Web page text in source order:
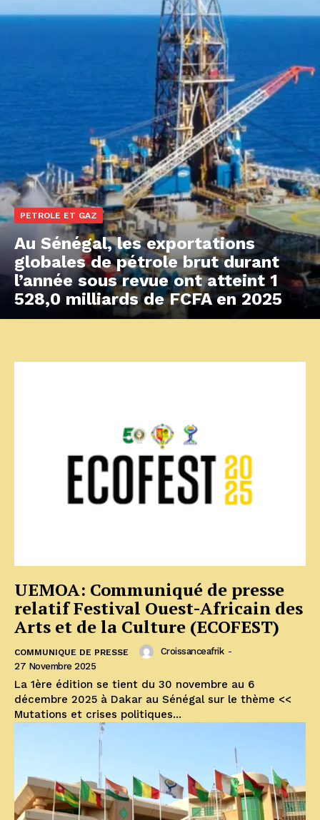
PETROLE ET GAZ
Au Sénégal, les exportations
globales de pétrole brut durant
l’année sous revue ont atteint 1
528,0 milliards de FCFA en 2025
UEMOA: Communiqué de presse
relatif Festival Ouest-Africain des
Arts et de la Culture (ECOFEST)
COMMUNIQUE DE PRESSE Croissanceafrik -
27 Novembre 2025
La 1ère édition se tient du 30 novembre au 6
décembre 2025 à Dakar au Sénégal sur le thème <<
Mutations et crises politiques...